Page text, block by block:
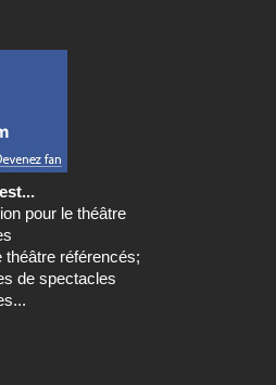
pour le théâtre
théâtre référencés;
de spectacles